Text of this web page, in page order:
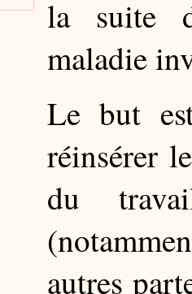
la suite
maladie
Le but
réinsérer
du
autres